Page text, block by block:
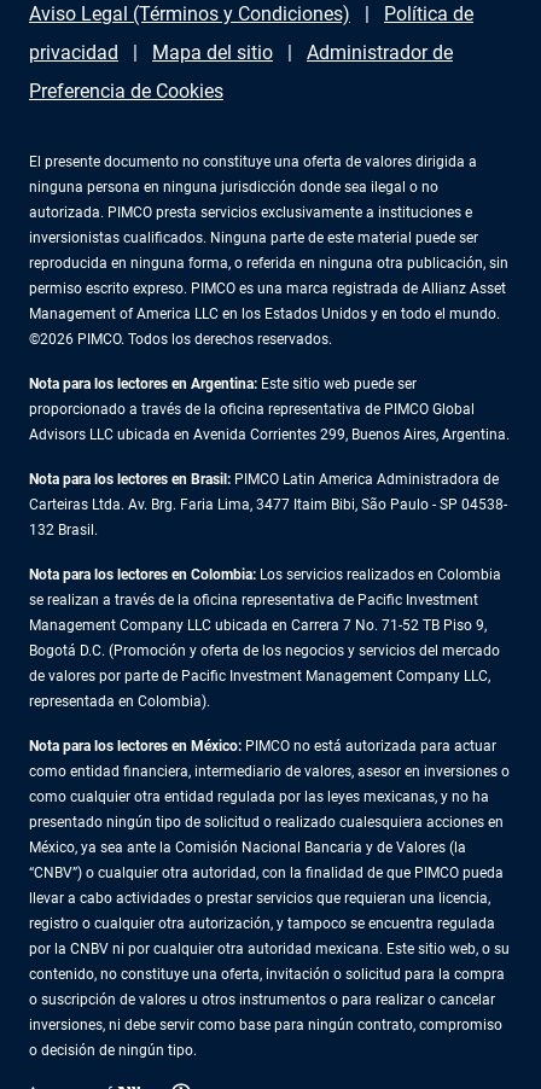
Aviso Legal (Términos y Condiciones)
Política de
privacidad
Mapa del sitio
Administrador de
Preferencia de Cookies
El presente documento no constituye una oferta de valores dirigida a
ninguna persona en ninguna jurisdicción donde sea ilegal o no
autorizada. PIMCO presta servicios exclusivamente a instituciones e
inversionistas cualificados. Ninguna parte de este material puede ser
reproducida en ninguna forma, o referida en ninguna otra publicación, sin
permiso escrito expreso. PIMCO es una marca registrada de Allianz Asset
Management of America LLC en los Estados Unidos y en todo el mundo.
©2026 PIMCO. Todos los derechos reservados.
Nota para los lectores en Argentina: Este sitio web puede ser
proporcionado a través de la oficina representativa de PIMCO Global
Advisors LLC ubicada en Avenida Corrientes 299, Buenos Aires, Argentina.
Nota para los lectores en Brasil: PIMCO Latin America Administradora de
Carteiras Ltda. Av. Brg. Faria Lima, 3477 Itaim Bibi, São Paulo - SP 04538-
132 Brasil.
Nota para los lectores en Colombia: Los servicios realizados en Colombia
se realizan a través de la oficina representativa de Pacific Investment
Management Company LLC ubicada en Carrera 7 No. 71-52 TB Piso 9,
Bogotá D.C. (Promoción y oferta de los negocios y servicios del mercado
de valores por parte de Pacific Investment Management Company LLC,
representada en Colombia).
Nota para los lectores en México: PIMCO no está autorizada para actuar
como entidad financiera, intermediario de valores, asesor en inversiones o
como cualquier otra entidad regulada por las leyes mexicanas, y no ha
presentado ningún tipo de solicitud o realizado cualesquiera acciones en
México, ya sea ante la Comisión Nacional Bancaria y de Valores (la
“CNBV”) o cualquier otra autoridad, con la finalidad de que PIMCO pueda
llevar a cabo actividades o prestar servicios que requieran una licencia,
registro o cualquier otra autorización, y tampoco se encuentra regulada
por la CNBV ni por cualquier otra autoridad mexicana. Este sitio web, o su
contenido, no constituye una oferta, invitación o solicitud para la compra
o suscripción de valores u otros instrumentos o para realizar o cancelar
inversiones, ni debe servir como base para ningún contrato, compromiso
o decisión de ningún tipo.